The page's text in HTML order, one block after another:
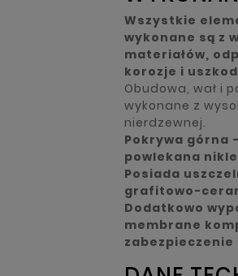
Wszystkie
wykonane są z
materiałów,
korozje i
Obudowa, wał i
wykonane z
nierdzewnej.
Pokrywa górna
powlekana
Posiada
grafitowo-
Dodatkowo
membrane
zabezpieczenie